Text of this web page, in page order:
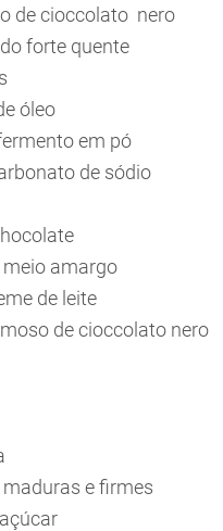
de cioccolato nero
forte quente
óleo
em pó
de sódio
amargo
de leite
de cioccolato nero
e firmes